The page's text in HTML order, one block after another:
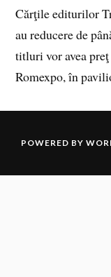
Cărţile editurilor
au reducere de
titluri vor avea
Romexpo, în
POWERED BY